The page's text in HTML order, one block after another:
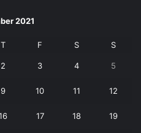
2021
T F S S
2 3 4 5
9 10 11 12
17 18 19